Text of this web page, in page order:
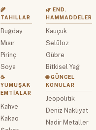
🌾
TAHILLAR
Buğday
Mısır
Pirinç
Soya
☕
YUMUŞAK
EMTIALAR
Kahve
Kakao
🌿 END.
HAMMADDELER
Kauçuk
Selüloz
Gübre
Bitkisel Yağ
🌐 GÜNCEL
KONULAR
Jeopolitik
Deniz Nakliyat
Nadir Metaller